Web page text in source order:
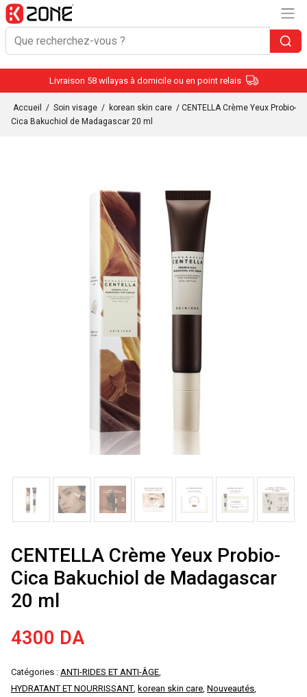
Livraison 58 wilayas à domicile ou en point relais
Accueil / Soin visage / korean skin care / CENTELLA Crème Yeux Probio-
Cica Bakuchiol de Madagascar 20 ml
CENTELLA Crème Yeux Probio-
Cica Bakuchiol de Madagascar
20 ml
4300 DA
Catégories : ANTI-RIDES ET ANTI-ÂGE,
HYDRATANT ET NOURRISSANT, korean skin care, Nouveautés,